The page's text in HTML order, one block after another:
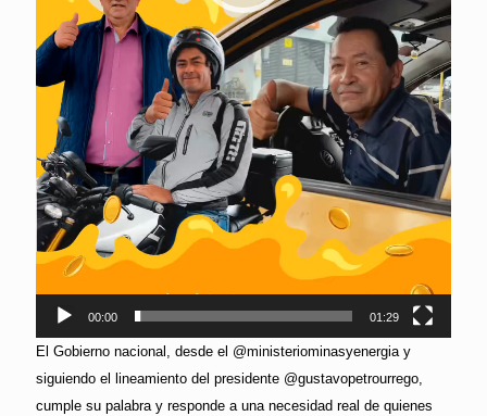
00:00 01:29
El Gobierno nacional, desde el @ministeriominasyenergia y
siguiendo el lineamiento del presidente @gustavopetrourrego,
cumple su palabra y responde a una necesidad real de quienes